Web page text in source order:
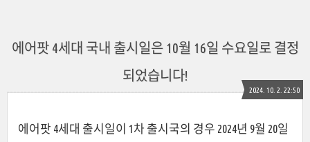
에어팟 4세대 국내 출시일은 10월 16일 수요일로 결정
되었습니다!
2024. 10. 2. 22:50
에어팟 4세대 출시일이 1차 출시국의 경우 2024년 9월 20일